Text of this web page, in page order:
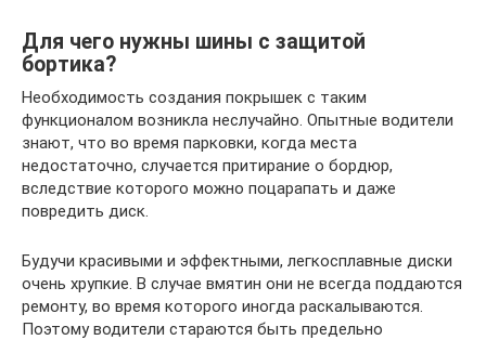
Для чего нужны шины с защитой
бортика?
Необходимость создания покрышек с таким
функционалом возникла неслучайно. Опытные водители
знают, что во время парковки, когда места
недостаточно, случается притирание о бордюр,
вследствие которого можно поцарапать и даже
повредить диск.
Будучи красивыми и эффектными, легкосплавные диски
очень хрупкие. В случае вмятин они не всегда поддаются
ремонту, во время которого иногда раскалываются.
Поэтому водители стараются быть предельно